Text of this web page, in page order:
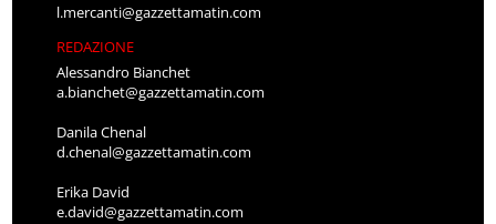
l.mercanti@gazzettamatin.com
REDAZIONE
Alessandro Bianchet
a.bianchet@gazzettamatin.com
Danila Chenal
d.chenal@gazzettamatin.com
Erika David
e.david@gazzettamatin.com